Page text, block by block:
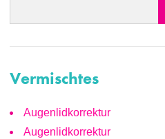
Vermischtes
Augenlidkorrektur
Augenlidkorrektur